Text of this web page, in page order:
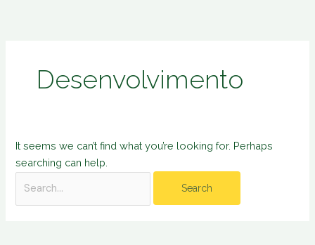
Desenvolvimento
It seems we can’t find what you’re looking for. Perhaps
searching can help.